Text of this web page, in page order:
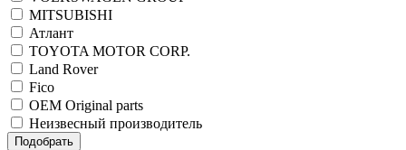
MITSUBISHI
Атлант
TOYOTA MOTOR CORP.
Land Rover
Fico
OEM Original parts
Неизвесный производитель
Подобрать